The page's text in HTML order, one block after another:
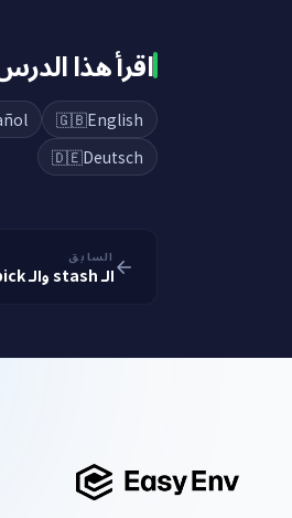
اقرأ هذا
🇬🇧English
🇩🇪Deutsch
السابق
الـ stash والـ cherry-pick